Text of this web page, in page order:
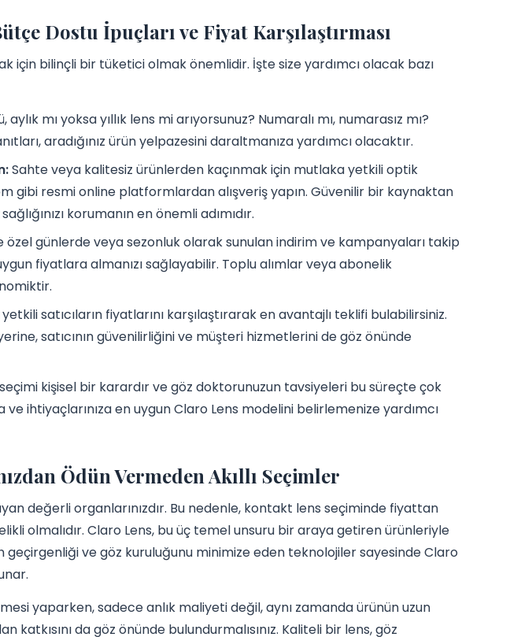
Dostu İpuçları ve Fiyat Karşılaştırması
için bilinçli bir tüketici olmak önemlidir. İşte size yardımcı olacak bazı
aylık mı yoksa yıllık lens mi arıyorsunuz? Numaralı mı, numarasız mı?
aradığınız ürün yelpazesini daraltmanıza yardımcı olacaktır.
Sahte veya kalitesiz ürünlerden kaçınmak için mutlaka yetkili optik
gibi resmi online platformlardan alışveriş yapın. Güvenilir bir kaynaktan
korumanın en önemli adımıdır.
özel günlerde veya sezonluk olarak sunulan indirim ve kampanyaları takip
fiyatlara almanızı sağlayabilir. Toplu alımlar veya abonelik
yetkili satıcıların fiyatlarını karşılaştırarak en avantajlı teklifi bulabilirsiniz.
satıcının güvenilirliğini ve müşteri hizmetlerini de göz önünde
kişisel bir karardır ve göz doktorunuzun tavsiyeleri bu süreçte çok
ve ihtiyaçlarınıza en uygun Claro Lens modelini belirlemenize yardımcı
Ödün Vermeden Akıllı Seçimler
değerli organlarınızdır. Bu nedenle, kontakt lens seçiminde fiyattan
olmalıdır. Claro Lens, bu üç temel unsuru bir araya getiren ürünleriyle
geçirgenliği ve göz kuruluğunu minimize eden teknolojiler sayesinde Claro
yaparken, sadece anlık maliyeti değil, aynı zamanda ürünün uzun
katkısını da göz önünde bulundurmalısınız. Kaliteli bir lens, göz